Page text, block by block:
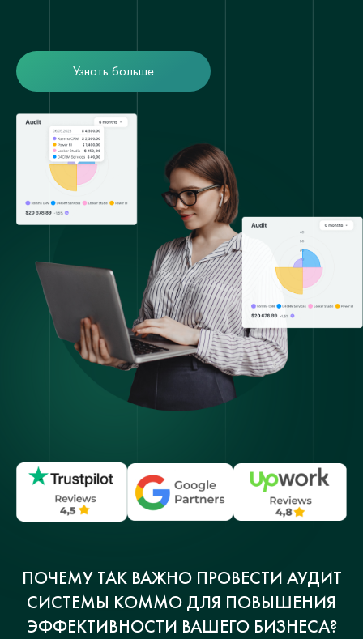
Узнать больше
ПОЧЕМУ ТАК ВАЖНО ПРОВЕСТИ АУДИТ
СИСТЕМЫ KOMMO ДЛЯ ПОВЫШЕНИЯ
ЭФФЕКТИВНОСТИ ВАШЕГО БИЗНЕСА?